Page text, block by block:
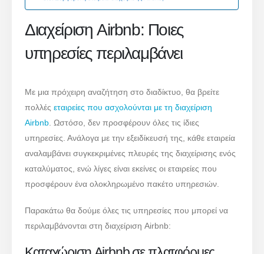
Διαχείριση Airbnb: Ποιες
υπηρεσίες περιλαμβάνει
Με μια πρόχειρη αναζήτηση στο διαδίκτυο, θα βρείτε
πολλέςεταιρείες που ασχολούνται με τη διαχείριση
Airbnb. Ωστόσο, δεν προσφέρουν όλες τις ίδιες
υπηρεσίες. Ανάλογα με την εξειδίκευσή της, κάθε εταιρεία
αναλαμβάνει συγκεκριμένες πλευρές της διαχείρισης ενός
καταλύματος, ενώ λίγες είναι εκείνες οι εταιρείες που
προσφέρουν ένα ολοκληρωμένο πακέτο υπηρεσιών.
Παρακάτω θα δούμε όλες τις υπηρεσίες που μπορεί να
περιλαμβάνονται στη διαχείριση Airbnb: